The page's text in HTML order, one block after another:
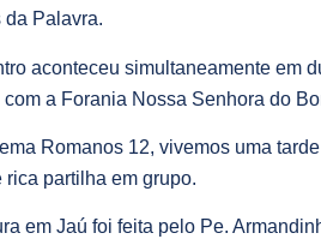
da Palavra.
aconteceu simultaneamente em
com a Forania Nossa Senhora do
Romanos 12, vivemos uma
rica partilha em grupo.
em Jaú foi feita pelo Pe.